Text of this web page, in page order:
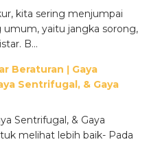
kita sering menjumpai
yaitu jangka sorong,
B...
Beraturan ǀ Gaya
Sentrifugal, & Gaya
Sentrifugal, & Gaya
melihat lebih baik- Pada